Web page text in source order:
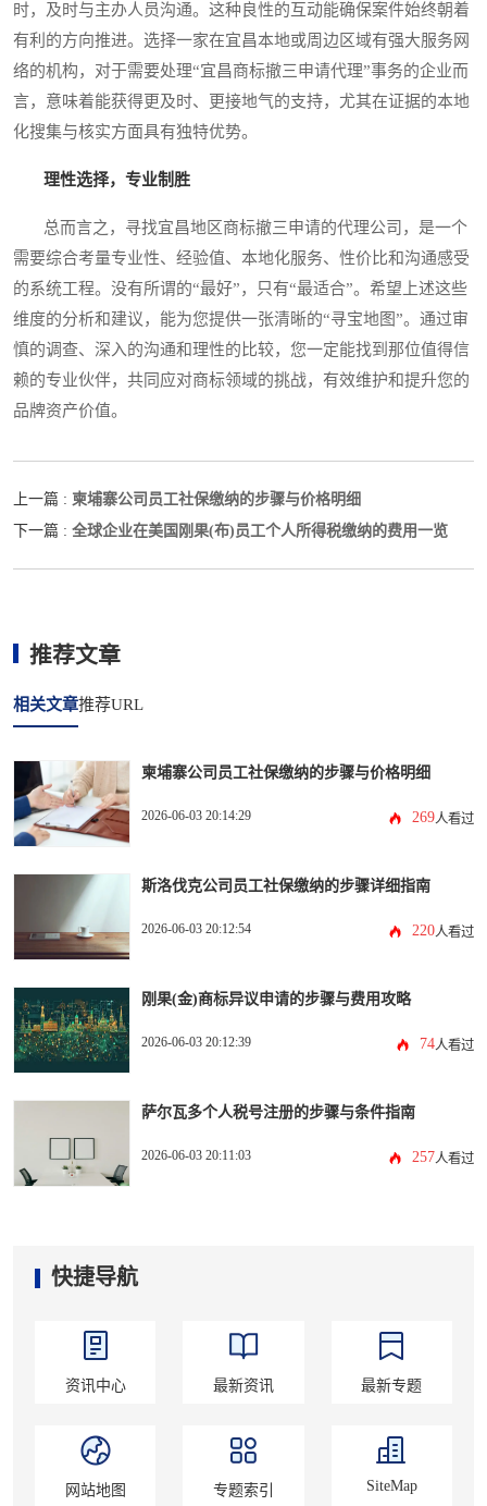
时，及时与主办人员沟通。这种良性的互动能确保案件始终朝着
有利的方向推进。选择一家在宜昌本地或周边区域有强大服务网
络的机构，对于需要处理“宜昌商标撤三申请代理”事务的企业而
言，意味着能获得更及时、更接地气的支持，尤其在证据的本地
化搜集与核实方面具有独特优势。
理性选择，专业制胜
总而言之，寻找宜昌地区商标撤三申请的代理公司，是一个
需要综合考量专业性、经验值、本地化服务、性价比和沟通感受
的系统工程。没有所谓的“最好”，只有“最适合”。希望上述这些
维度的分析和建议，能为您提供一张清晰的“寻宝地图”。通过审
慎的调查、深入的沟通和理性的比较，您一定能找到那位值得信
赖的专业伙伴，共同应对商标领域的挑战，有效维护和提升您的
品牌资产价值。
上一篇 : 柬埔寨公司员工社保缴纳的步骤与价格明细
下一篇 : 全球企业在美国刚果(布)员工个人所得税缴纳的费用一览
推荐文章
相关文章推荐URL
柬埔寨公司员工社保缴纳的步骤与价格明细
2026-06-03 20:14:29 269人看过
斯洛伐克公司员工社保缴纳的步骤详细指南
2026-06-03 20:12:54 220人看过
刚果(金)商标异议申请的步骤与费用攻略
2026-06-03 20:12:39 74人看过
萨尔瓦多个人税号注册的步骤与条件指南
2026-06-03 20:11:03 257人看过
快捷导航
资讯中心 最新资讯 最新专题
网站地图 专题索引 SiteMap